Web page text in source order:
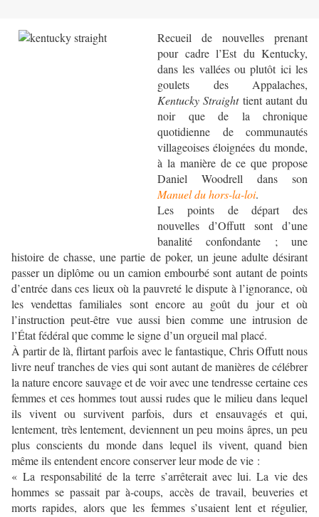
Recueil de nouvelles prenant
pour cadre l’Est du Kentucky,
dans les vallées ou plutôt ici les
goulets des Appalaches,
Kentucky Straighttient autant du
noir que de la chronique
quotidienne de communautés
villageoises éloignées du monde,
à la manière de ce que propose
Daniel Woodrell dans son
Manuel du hors-la-loi.
Les points de départ des
nouvelles d’Offutt sont d’une
banalité confondante ; une
histoire de chasse, une partie de poker, un jeune adulte désirant
passer un diplôme ou un camion embourbé sont autant de points
d’entrée dans ces lieux où la pauvreté le dispute à l’ignorance, où
les vendettas familiales sont encore au goût du jour et où
l’instruction peut-être vue aussi bien comme une intrusion de
l’État fédéral que comme le signe d’un orgueil mal placé.
À partir de là, flirtant parfois avec le fantastique, Chris Offutt nous
livre neuf tranches de vies qui sont autant de manières de célébrer
la nature encore sauvage et de voir avec une tendresse certaine ces
femmes et ces hommes tout aussi rudes que le milieu dans lequel
ils vivent ou survivent parfois, durs et ensauvagés et qui,
lentement, très lentement, deviennent un peu moins âpres, un peu
plus conscients du monde dans lequel ils vivent, quand bien
même ils entendent encore conserver leur mode de vie :
« La responsabilité de la terre s’arrêterait avec lui. La vie des
hommes se passait par à-coups, accès de travail, beuveries et
morts rapides, alors que les femmes s’usaient lent et régulier,